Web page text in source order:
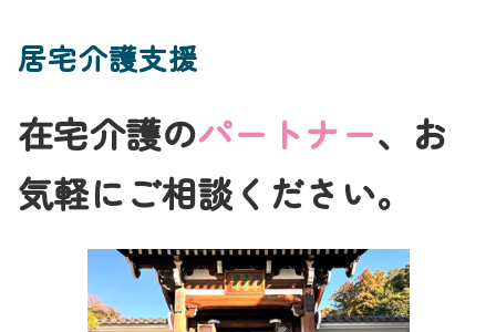
居宅介護支援
在宅介護のパートナー、お
気軽にご相談ください。